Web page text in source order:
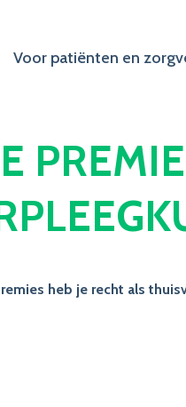
Voor patiënten en
heb je recht als